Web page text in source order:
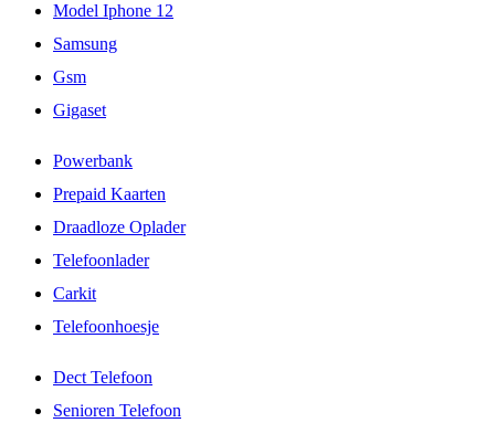
Model Iphone 12
Samsung
Gsm
Gigaset
Powerbank
Prepaid Kaarten
Draadloze Oplader
Telefoonlader
Carkit
Telefoonhoesje
Dect Telefoon
Senioren Telefoon